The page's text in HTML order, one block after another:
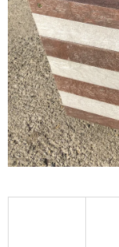
5
stelle.